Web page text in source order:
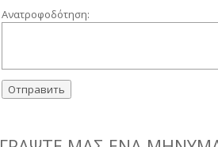
Ανατροφοδότηση: